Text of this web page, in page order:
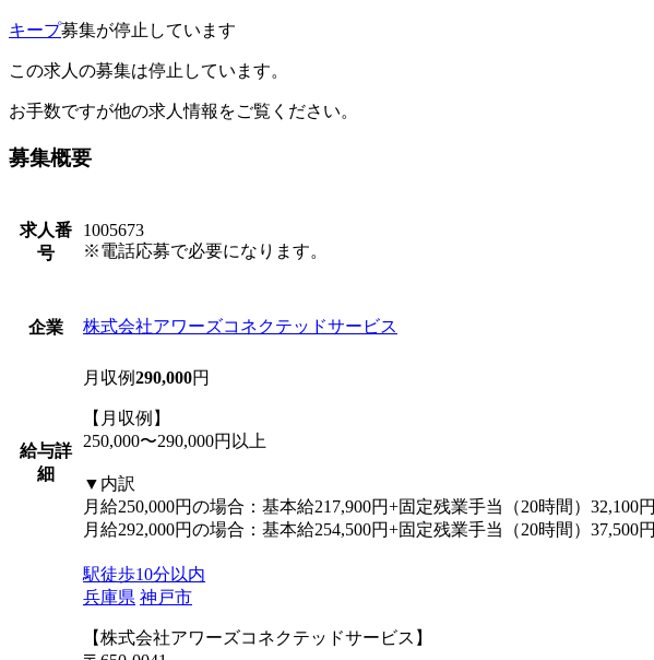
キープ募集が停止しています
この求人の募集は停止しています。
お手数ですが他の求人情報をご覧ください。
募集概要
求人番
号
1005673
※電話応募で必要になります。
企業 株式会社アワーズコネクテッドサービス
給与詳
細
月収例290,000円
【月収例】
250,000〜290,000円以上
▼内訳
月給250,000円の場合：基本給217,900円+固定残業手当（20時間）32,100円
月給292,000円の場合：基本給254,500円+固定残業手当（20時間）37,500円
駅徒歩10分以内
兵庫県 神戸市
【株式会社アワーズコネクテッドサービス】